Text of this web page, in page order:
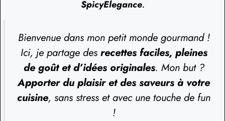
SpicyElegance.
Bienvenue dans mon petit monde gourmand !
Ici, je partage des recettes faciles, pleines
de goût et d’idées originales. Mon but ?
Apporter du plaisir et des saveurs à votre
cuisine, sans stress et avec une touche de fun
!